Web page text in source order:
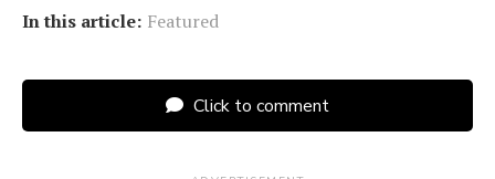
In this article: Featured
Click to comment